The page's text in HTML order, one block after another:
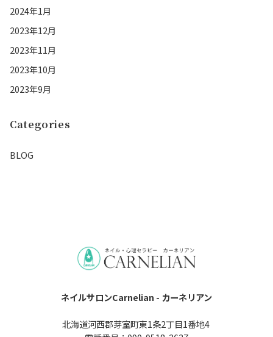
2024年1月
2023年12月
2023年11月
2023年10月
2023年9月
Categories
BLOG
ネイルサロンCarnelian - カーネリアン
北海道河西郡芽室町東1条2丁目1番地4